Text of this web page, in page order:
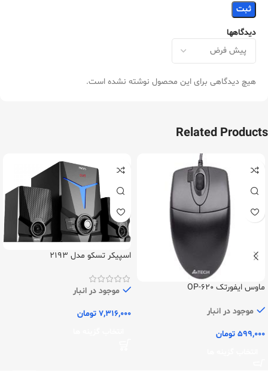
دیدگاهها
هیچ دیدگاهی برای این محصول نوشته نشده است.
Related Products
ماوس ایفورتک OP-620
موجود در انبار
599,000 تومان
اسپیکر تسکو مدل 2193
موجود در انبار
7,316,000 تومان